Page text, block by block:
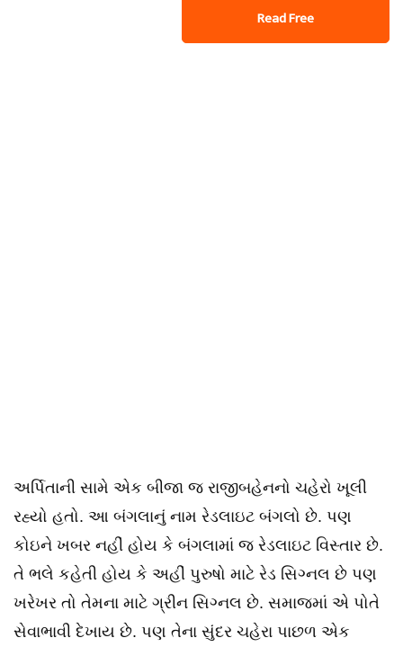
Read Free
અર્પિતાની સામે એક બીજા જ રાજીબહેનનો ચહેરો ખૂલી
રહ્યો હતો. આ બંગલાનું નામ રેડલાઇટ બંગલો છે. પણ
કોઇને ખબર નહીં હોય કે બંગલામાં જ રેડલાઇટ વિસ્તાર છે.
તે ભલે કહેતી હોય કે અહીં પુરુષો માટે રેડ સિગ્નલ છે પણ
ખરેખર તો તેમના માટે ગ્રીન સિગ્નલ છે. સમાજમાં એ પોતે
સેવાભાવી દેખાય છે. પણ તેના સુંદર ચહેરા પાછળ એક